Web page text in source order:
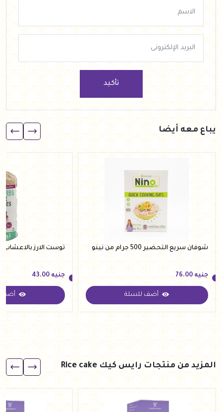
تأكيد
يباع معه أيضا
شوفان سريع التحضير 500 جرام من نينو
جنيه
جنيه 76.00
أضف للسلة
توست الارز بالاعشاب 125 جرام من كينج ام
جنيه
جنيه 43.00
أضف
المزيد من منتجات رايس كيك Rice cake